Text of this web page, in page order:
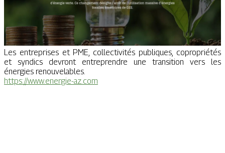
Les entreprises et PME, collectivités publiques, copropriétés
et syndics devront entreprendre une transition vers les
énergies renouvelables.
https://www.energie-az.com